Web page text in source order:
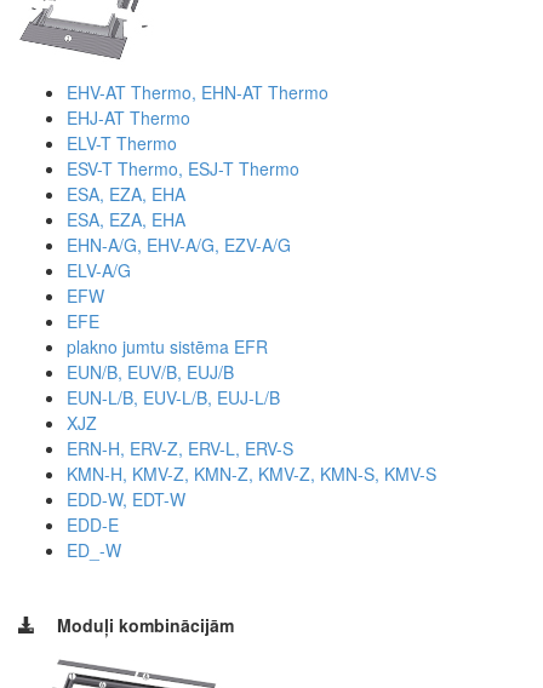
EHV-AT Thermo, EHN-AT Thermo
EHJ-AT Thermo
ELV-T Thermo
ESV-T Thermo, ESJ-T Thermo
ESA, EZA, EHA
ESA, EZA, EHA
EHN-A/G, EHV-A/G, EZV-A/G
ELV-A/G
EFW
EFE
plakno jumtu sistēma EFR
EUN/B, EUV/B, EUJ/B
EUN-L/B, EUV-L/B, EUJ-L/B
XJZ
ERN-H, ERV-Z, ERV-L, ERV-S
KMN-H, KMV-Z, KMN-Z, KMV-Z, KMN-S, KMV-S
EDD-W, EDT-W
EDD-E
ED_-W
Moduļi kombinācijām